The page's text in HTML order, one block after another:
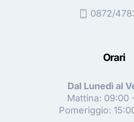
0872/
Orari
Dal Lunedì al
Mattina: 09:00
Pomeriggio: